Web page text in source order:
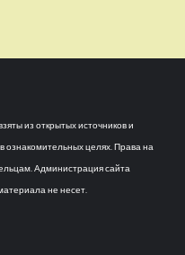
из открытых источников и
ознакомительных целях. Права на
Администрация сайта
не несет.